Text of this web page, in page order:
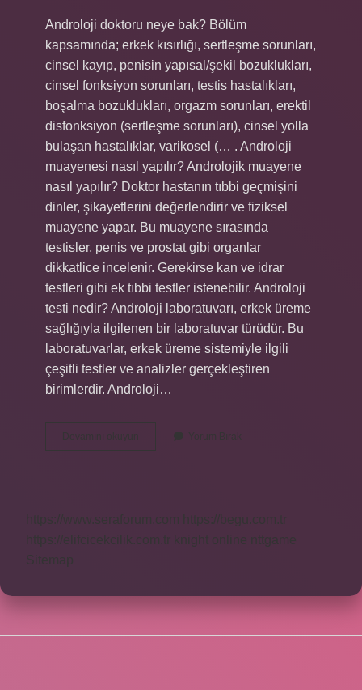
Androloji doktoru neye bak? Bölüm
kapsamında; erkek kısırlığı, sertleşme sorunları,
cinsel kayıp, penisin yapısal/şekil bozuklukları,
cinsel fonksiyon sorunları, testis hastalıkları,
boşalma bozuklukları, orgazm sorunları, erektil
disfonksiyon (sertleşme sorunları), cinsel yolla
bulaşan hastalıklar, varikosel (… . Androloji
muayenesi nasıl yapılır? Androlojik muayene
nasıl yapılır? Doktor hastanın tıbbi geçmişini
dinler, şikayetlerini değerlendirir ve fiziksel
muayene yapar. Bu muayene sırasında
testisler, penis ve prostat gibi organlar
dikkatlice incelenir. Gerekirse kan ve idrar
testleri gibi ek tıbbi testler istenebilir. Androloji
testi nedir? Androloji laboratuvarı, erkek üreme
sağlığıyla ilgilenen bir laboratuvar türüdür. Bu
laboratuvarlar, erkek üreme sistemiyle ilgili
çeşitli testler ve analizler gerçekleştiren
birimlerdir. Androloji…
Devamını okuyun
Androloji
Bölümünde
Yorum Bırak
https://www.seraforum.com
https://begu.com.tr
https://elifcicekcilik.com.tr
knight online
nttgame